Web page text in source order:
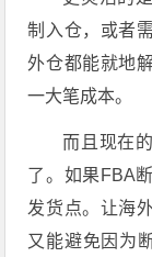
制入仓，或者
外仓都能就地
一大笔成本。
而且现在
了。如果FBA
发货点。让海
又能避免因为